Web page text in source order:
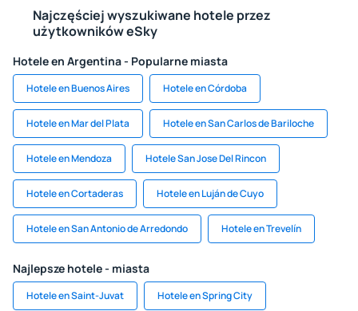
Najczęściej wyszukiwane hotele przez
użytkowników eSky
Hotele en Argentina - Popularne miasta
Hotele en Buenos Aires Hotele en Córdoba
Hotele en Mar del Plata Hotele en San Carlos de Bariloche
Hotele en Mendoza Hotele San Jose Del Rincon
Hotele en Cortaderas Hotele en Luján de Cuyo
Hotele en San Antonio de Arredondo Hotele en Trevelín
Najlepsze hotele - miasta
Hotele en Saint-Juvat Hotele en Spring City